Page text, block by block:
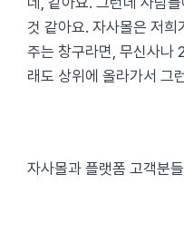
것 같아요. 자사몰은 저희
주는 창구라면, 무신사나
래도 상위에 올라가서 그
자사몰과 플랫폼 고객분